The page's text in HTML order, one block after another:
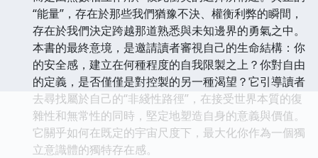
“能量”，存在於那些我們猶豫不決、權衡利弊的瞬間，
存在於我們決定跨越那道熟悉與未知邊界的勇氣之中。
本書的最終意境，是邀請讀者審視自己的生命結構：你
的安全感，建立在何種程度的自我限製之上？你對自由
的定義，是否僅僅是對控製的另一種渴望？它引導讀者
去尋找屬於自己的“非綫性路徑”，在接受世界本質的復
雜性和無常性的同時，堅定地塑造自身的意義與價值。
它關乎如何在既定的宇宙尺度下，最大化你作為一個獨
立意識體的獨特存在感。